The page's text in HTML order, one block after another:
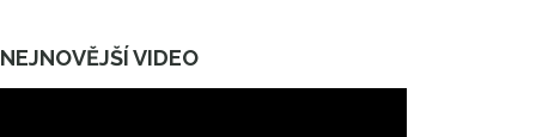
NEJNOVĚJŠÍ VIDEO